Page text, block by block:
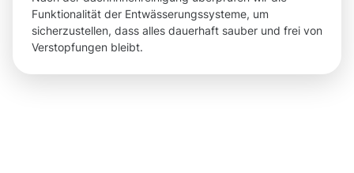
Funktionalität der Entwässerungssysteme, um
sicherzustellen, dass alles dauerhaft sauber und frei von
Verstopfungen bleibt.